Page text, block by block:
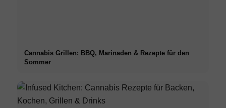
Cannabis Grillen: BBQ, Marinaden & Rezepte für den
Sommer